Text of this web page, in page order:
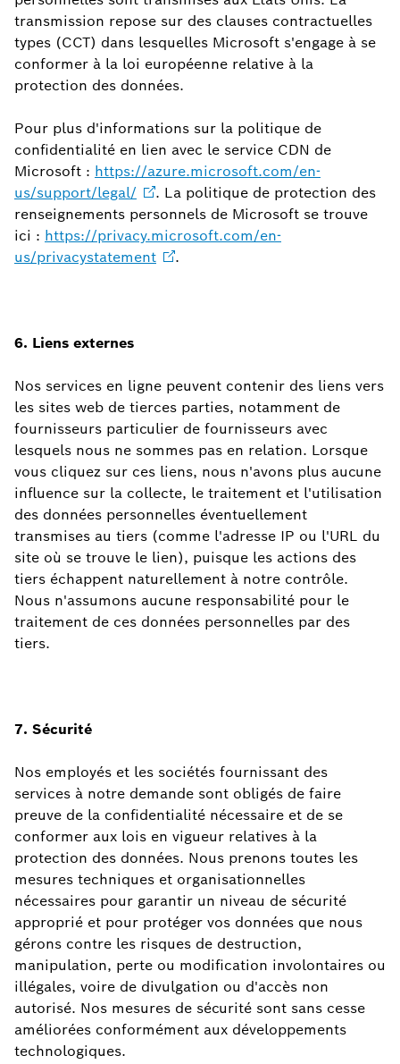
transmission repose sur des clauses contractuelles
types (CCT) dans lesquelles Microsoft s'engage à se
conformer à la loi européenne relative à la
protection des données.
Pour plus d'informations sur la politique de
confidentialité en lien avec le service CDN de
Microsoft : https://azure.microsoft.com/en-
us/support/legal/
. La politique de protection des
renseignements personnels de Microsoft se trouve
ici : https://privacy.microsoft.com/en-
us/privacystatement
.
6. Liens externes
Nos services en ligne peuvent contenir des liens vers
les sites web de tierces parties, notamment de
fournisseurs particulier de fournisseurs avec
lesquels nous ne sommes pas en relation. Lorsque
vous cliquez sur ces liens, nous n'avons plus aucune
influence sur la collecte, le traitement et l'utilisation
des données personnelles éventuellement
transmises au tiers (comme l'adresse IP ou l'URL du
site où se trouve le lien), puisque les actions des
tiers échappent naturellement à notre contrôle.
Nous n'assumons aucune responsabilité pour le
traitement de ces données personnelles par des
tiers.
7. Sécurité
Nos employés et les sociétés fournissant des
services à notre demande sont obligés de faire
preuve de la confidentialité nécessaire et de se
conformer aux lois en vigueur relatives à la
protection des données. Nous prenons toutes les
mesures techniques et organisationnelles
nécessaires pour garantir un niveau de sécurité
approprié et pour protéger vos données que nous
gérons contre les risques de destruction,
manipulation, perte ou modification involontaires ou
illégales, voire de divulgation ou d'accès non
autorisé. Nos mesures de sécurité sont sans cesse
améliorées conformément aux développements
technologiques.